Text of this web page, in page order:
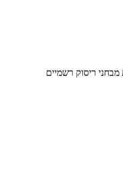
ריסוק רשמיים